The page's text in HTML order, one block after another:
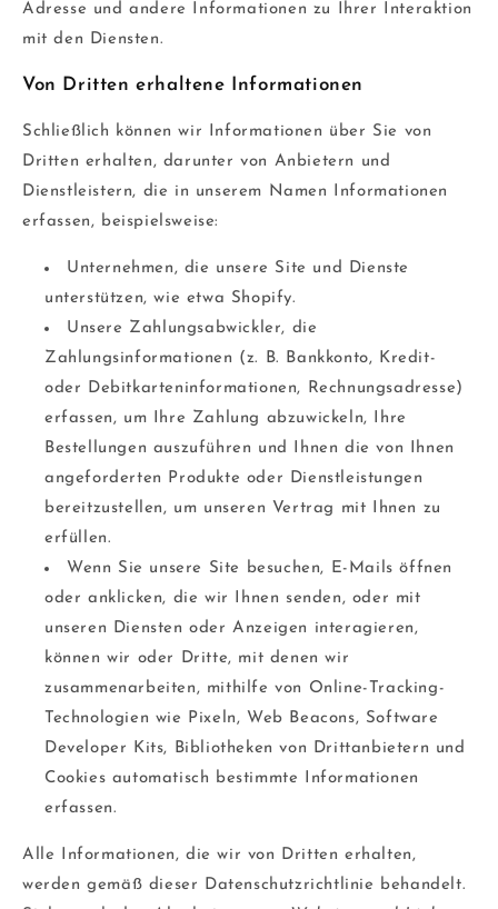
Adresse und andere Informationen zu Ihrer Interaktion
mit den Diensten.
Von Dritten erhaltene Informationen
Schließlich können wir Informationen über Sie von
Dritten erhalten, darunter von Anbietern und
Dienstleistern, die in unserem Namen Informationen
erfassen, beispielsweise:
Unternehmen, die unsere Site und Dienste
unterstützen, wie etwa Shopify.
Unsere Zahlungsabwickler, die
Zahlungsinformationen (z. B. Bankkonto, Kredit-
oder Debitkarteninformationen, Rechnungsadresse)
erfassen, um Ihre Zahlung abzuwickeln, Ihre
Bestellungen auszuführen und Ihnen die von Ihnen
angeforderten Produkte oder Dienstleistungen
bereitzustellen, um unseren Vertrag mit Ihnen zu
erfüllen.
Wenn Sie unsere Site besuchen, E-Mails öffnen
oder anklicken, die wir Ihnen senden, oder mit
unseren Diensten oder Anzeigen interagieren,
können wir oder Dritte, mit denen wir
zusammenarbeiten, mithilfe von Online-Tracking-
Technologien wie Pixeln, Web Beacons, Software
Developer Kits, Bibliotheken von Drittanbietern und
Cookies automatisch bestimmte Informationen
erfassen.
Alle Informationen, die wir von Dritten erhalten,
werden gemäß dieser Datenschutzrichtlinie behandelt.